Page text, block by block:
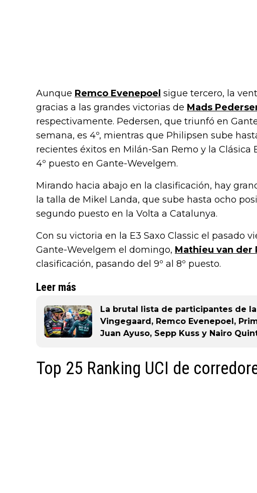
Aunque Remco Evenepoel sigue tercero, la
gracias a las grandes victorias de Mads
respectivamente. Pedersen, que triunfó en
semana, es 4º, mientras que Philipsen sube
recientes éxitos en Milán-San Remo y la Clásica
4º puesto en Gante-Wevelgem.
Mirando hacia abajo en la clasificación, hay
la talla de Mikel Landa, que sube hasta ocho
segundo puesto en la Volta a Catalunya.
Con su victoria en la E3 Saxo Classic el pasado
Gante-Wevelgem el domingo, Mathieu van der
clasificación, pasando del 9º al 8º puesto.
Leer más
La brutal lista de participantes de
Vingegaard, Remco Evenepoel,
Juan Ayuso, Sepp Kuss y Nairo
Top 25 Ranking UCI de